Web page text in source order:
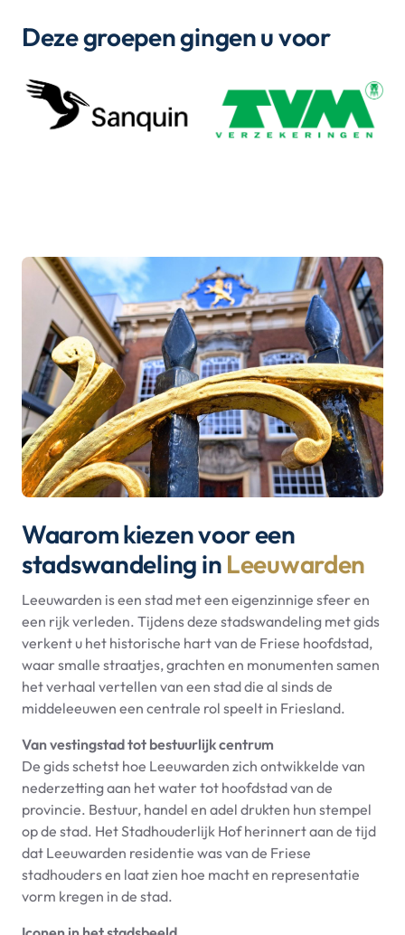
Deze groepen gingen u voor
Waarom kiezen voor een
stadswandeling in Leeuwarden
Leeuwarden is een stad met een eigenzinnige sfeer en
een rijk verleden. Tijdens deze stadswandeling met gids
verkent u het historische hart van de Friese hoofdstad,
waar smalle straatjes, grachten en monumenten samen
het verhaal vertellen van een stad die al sinds de
middeleeuwen een centrale rol speelt in Friesland.
Van vestingstad tot bestuurlijk centrum
De gids schetst hoe Leeuwarden zich ontwikkelde van
nederzetting aan het water tot hoofdstad van de
provincie. Bestuur, handel en adel drukten hun stempel
op de stad. Het Stadhouderlijk Hof herinnert aan de tijd
dat Leeuwarden residentie was van de Friese
stadhouders en laat zien hoe macht en representatie
vorm kregen in de stad.